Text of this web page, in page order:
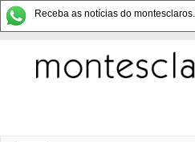
Receba as notícias do